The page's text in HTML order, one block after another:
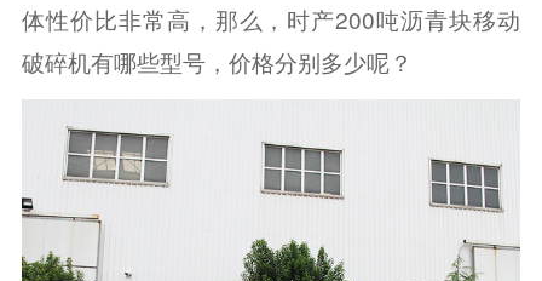
体性价比非常高，那么，时产200吨沥青块移动
破碎机有哪些型号，价格分别多少呢？